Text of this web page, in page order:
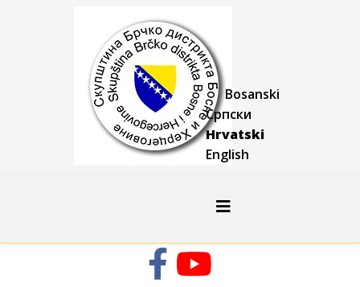
Bosanski
Српски
Hrvatski
English